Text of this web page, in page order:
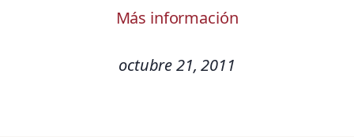
Más información
octubre 21, 2011